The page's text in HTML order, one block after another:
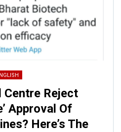
News
videos on our
news
Centre Reject
Approval Of
Here’s The